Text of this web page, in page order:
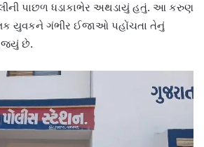
પાછળ ધડાકાભેર અથડાયું હતું. આ કરુણ
યુવકને ગંભીર ઈજાઓ પહોંચતા તેનું
છે.